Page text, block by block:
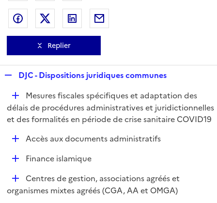
Partager sur Facebook
Partager sur Twitter
Partager sur LinkedIn
Replier
p
l
i
e
r
DJC - Dispositions juridiques communes
D
é
p
Mesures fiscales spécifiques et adaptation des
délais de procédures administratives et juridictionnelles
et des formalités en période de crise sanitaire COVID19
D
e
Accès aux documents administratifs
D
l
Finance islamique
D
é
Centres de gestion, associations agréés et
organismes mixtes agréés (CGA, AA et OMGA)